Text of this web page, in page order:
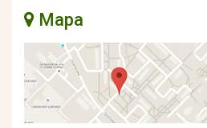
Mapa